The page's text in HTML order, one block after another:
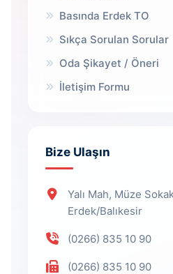
Basında Erdek TO
Sıkça Sorulan Sorular
Oda Şikayet / Öneri
İletişim Formu
Bize Ulaşın
Yalı Mah, Müze
Erdek/Balıkesir
(0266) 835 10 90
(0266) 835 10 90